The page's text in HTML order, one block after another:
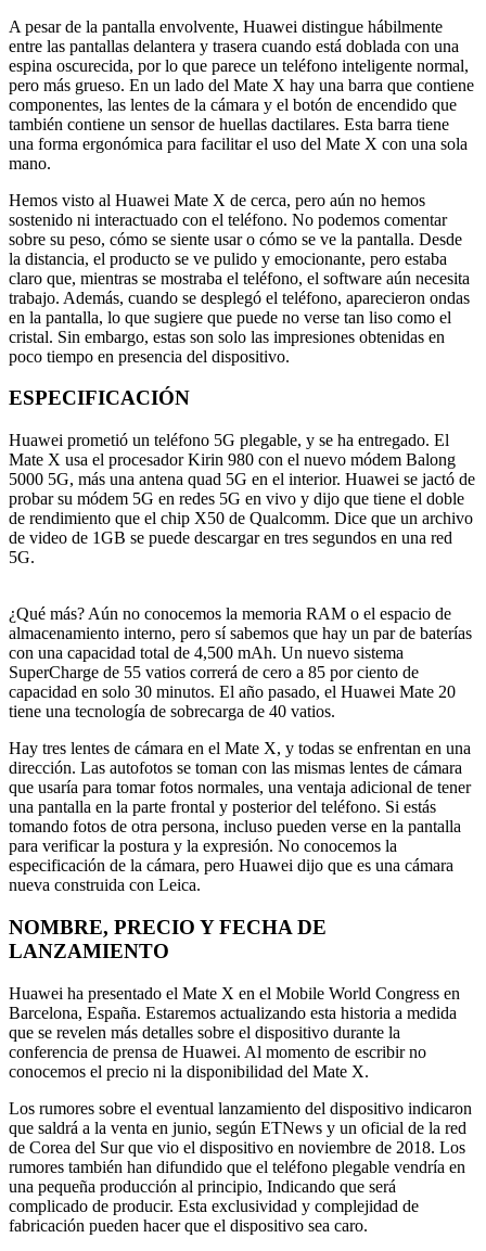
A pesar de la pantalla envolvente, Huawei distingue hábilmente
entre las pantallas delantera y trasera cuando está doblada con una
espina oscurecida, por lo que parece un teléfono inteligente normal,
pero más grueso. En un lado del Mate X hay una barra que contiene
componentes, las lentes de la cámara y el botón de encendido que
también contiene un sensor de huellas dactilares. Esta barra tiene
una forma ergonómica para facilitar el uso del Mate X con una sola
mano.
Hemos visto al Huawei Mate X de cerca, pero aún no hemos
sostenido ni interactuado con el teléfono. No podemos comentar
sobre su peso, cómo se siente usar o cómo se ve la pantalla. Desde
la distancia, el producto se ve pulido y emocionante, pero estaba
claro que, mientras se mostraba el teléfono, el software aún necesita
trabajo. Además, cuando se desplegó el teléfono, aparecieron ondas
en la pantalla, lo que sugiere que puede no verse tan liso como el
cristal. Sin embargo, estas son solo las impresiones obtenidas en
poco tiempo en presencia del dispositivo.
ESPECIFICACIÓN
Huawei prometió un teléfono 5G plegable, y se ha entregado. El
Mate X usa el procesador Kirin 980 con el nuevo módem Balong
5000 5G, más una antena quad 5G en el interior. Huawei se jactó de
probar su módem 5G en redes 5G en vivo y dijo que tiene el doble
de rendimiento que el chip X50 de Qualcomm. Dice que un archivo
de video de 1GB se puede descargar en tres segundos en una red
5G.
¿Qué más? Aún no conocemos la memoria RAM o el espacio de
almacenamiento interno, pero sí sabemos que hay un par de baterías
con una capacidad total de 4,500 mAh. Un nuevo sistema
SuperCharge de 55 vatios correrá de cero a 85 por ciento de
capacidad en solo 30 minutos. El año pasado, el Huawei Mate 20
tiene una tecnología de sobrecarga de 40 vatios.
Hay tres lentes de cámara en el Mate X, y todas se enfrentan en una
dirección. Las autofotos se toman con las mismas lentes de cámara
que usaría para tomar fotos normales, una ventaja adicional de tener
una pantalla en la parte frontal y posterior del teléfono. Si estás
tomando fotos de otra persona, incluso pueden verse en la pantalla
para verificar la postura y la expresión. No conocemos la
especificación de la cámara, pero Huawei dijo que es una cámara
nueva construida con Leica.
NOMBRE, PRECIO Y FECHA DE
LANZAMIENTO
Huawei ha presentado el Mate X en el Mobile World Congress en
Barcelona, ​​España. Estaremos actualizando esta historia a medida
que se revelen más detalles sobre el dispositivo durante la
conferencia de prensa de Huawei. Al momento de escribir no
conocemos el precio ni la disponibilidad del Mate X.
Los rumores sobre el eventual lanzamiento del dispositivo indicaron
que saldrá a la venta en junio, según ETNews y un oficial de la red
de Corea del Sur que vio el dispositivo en noviembre de 2018. Los
rumores también han difundido que el teléfono plegable vendría en
una pequeña producción al principio, Indicando que será
complicado de producir. Esta exclusividad y complejidad de
fabricación pueden hacer que el dispositivo sea caro.